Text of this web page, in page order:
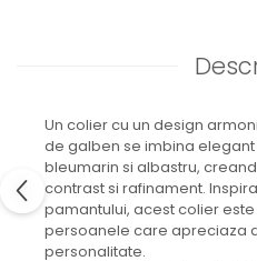
Un colier cu un design
de galben se imbina
bleumarin si albastru,
contrast si rafinament.
pamantului, acest colier
persoanele care apreciaza
personalitate.